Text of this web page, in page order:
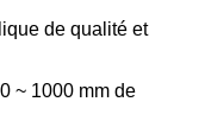
de qualité et
~ 1000 mm de